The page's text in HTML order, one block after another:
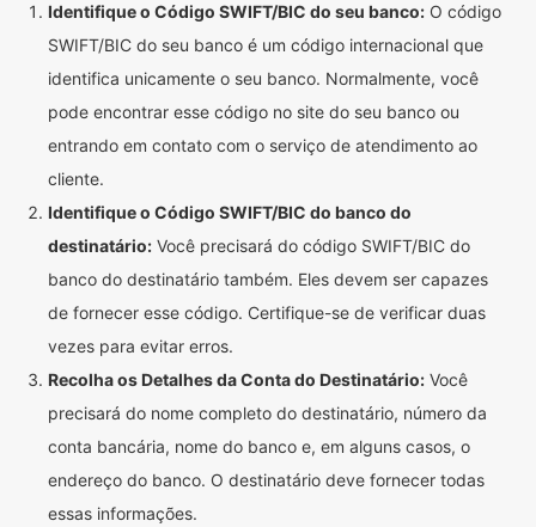
Identifique o Código SWIFT/BIC do seu banco: O código
SWIFT/BIC do seu banco é um código internacional que
identifica unicamente o seu banco. Normalmente, você
pode encontrar esse código no site do seu banco ou
entrando em contato com o serviço de atendimento ao
cliente.
Identifique o Código SWIFT/BIC do banco do
destinatário: Você precisará do código SWIFT/BIC do
banco do destinatário também. Eles devem ser capazes
de fornecer esse código. Certifique-se de verificar duas
vezes para evitar erros.
Recolha os Detalhes da Conta do Destinatário: Você
precisará do nome completo do destinatário, número da
conta bancária, nome do banco e, em alguns casos, o
endereço do banco. O destinatário deve fornecer todas
essas informações.